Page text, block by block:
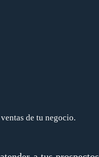
de tu negocio.